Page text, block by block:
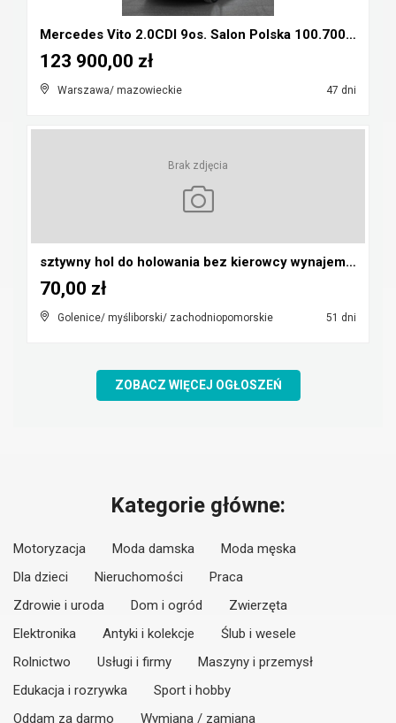
Mercedes Vito 2.0CDI 9os. Salon Polska 100.700nett...
Warszawa/ mazowieckie 47 dni
123 900,00 zł
Brak zdjęcia
sztywny hol do holowania bez kierowcy wynajem 99 z...
Golenice/ myśliborski/ zachodniopomorskie 51 dni
70,00 zł
ZOBACZ WIĘCEJ OGŁOSZEŃ
Kategorie główne:
Motoryzacja Moda damska
Moda męska
Dla dzieci
Nieruchomości
Praca
Zdrowie i uroda
Dom i ogród
Zwierzęta
Elektronika
Antyki i kolekcje
Ślub i wesele
Rolnictwo
Usługi i firmy
Maszyny i przemysł
Edukacja i rozrywka
Sport i hobby
Oddam za darmo
Wymiana / zamiana